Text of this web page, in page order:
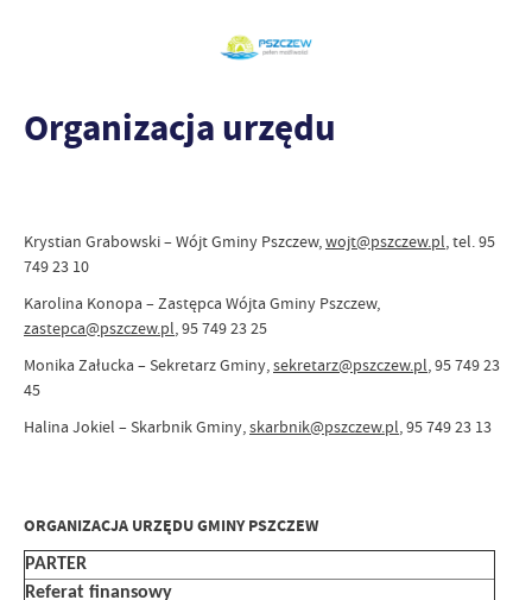
Organizacja urzędu
Krystian Grabowski – Wójt Gminy Pszczew,wojt@pszczew.pl, tel. 95
749 23 10
Karolina Konopa – Zastępca Wójta Gminy Pszczew,
zastepca@pszczew.pl, 95 749 23 25
Monika Załucka – Sekretarz Gminy,sekretarz@pszczew.pl, 95 749 23
45
Halina Jokiel – Skarbnik Gminy,skarbnik@pszczew.pl, 95 749 23 13
ORGANIZACJA URZĘDU GMINY PSZCZEW
PARTER
Referat finansowy